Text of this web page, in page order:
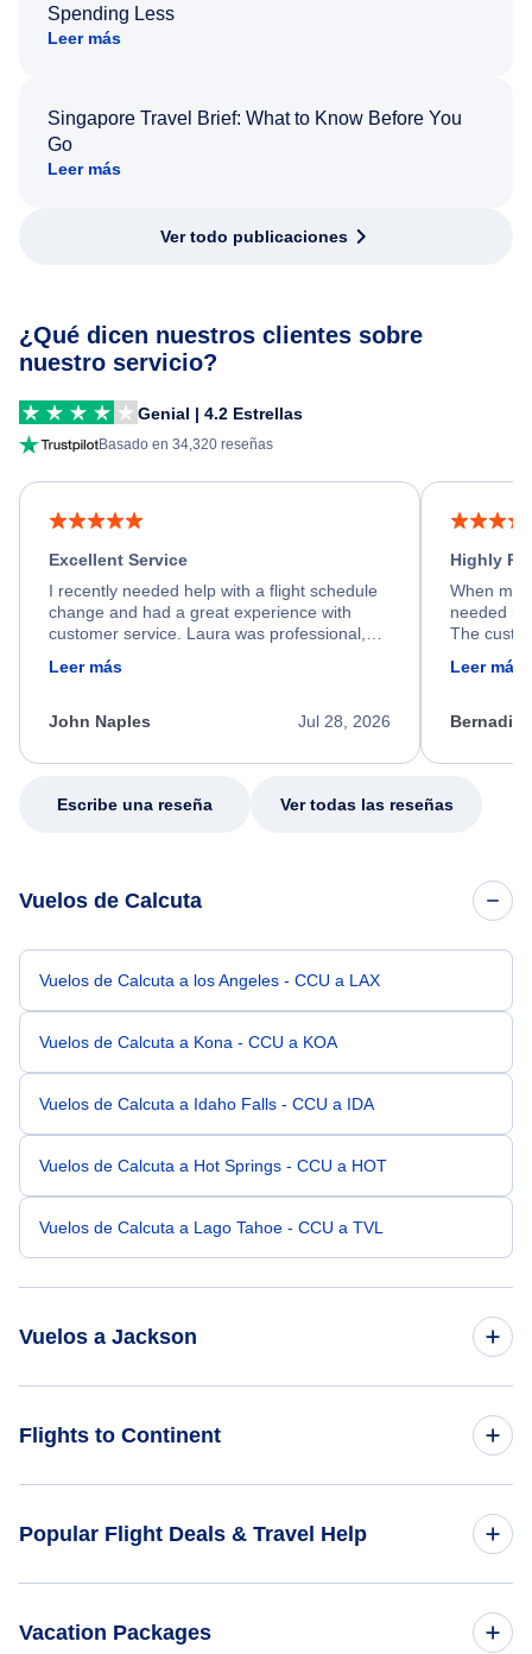
Spending Less
Leer más
Singapore Travel Brief: What to Know Before You
Go
Leer más
Ver todo publicaciones
¿Qué dicen nuestros clientes sobre
nuestro servicio?
Genial | 4.2 Estrellas
Basado en 34,320 reseñas
Excellent Service
I recently needed help with a flight schedule
change and had a great experience with
customer service. Laura was professional,
friendly, and very helpful throughout the
process. She quickly found a solution and
appreciate her excellent service.
Leer más
Jul 28, 2026
John Naples
Highly
When my
needed
The
calm,
my issue.
Leer más
Escribe una reseña Ver todas las reseñas
Vuelos de Calcuta
Vuelos de Calcuta a los Angeles - CCU a LAX
Vuelos de Calcuta a Kona - CCU a KOA
Vuelos de Calcuta a Idaho Falls - CCU a IDA
Vuelos de Calcuta a Hot Springs - CCU a HOT
Vuelos de Calcuta a Lago Tahoe - CCU a TVL
Vuelos a Jackson
Vuelos de Atmautluak a Jackson - ATT a MKL
Flights to Continent
Flights to Caribbean
Popular Flight Deals & Travel Help
Vacation Packages